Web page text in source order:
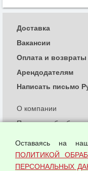
О компании
Политика
Согласием на
Оферта оптовой
Доставка
Вакансии
Оплата и возвраты
Арендодателям
Написать письмо
Оставаясь на
ПОЛИТИКОЙ
ПЕРСОНАЛЬНЫХ